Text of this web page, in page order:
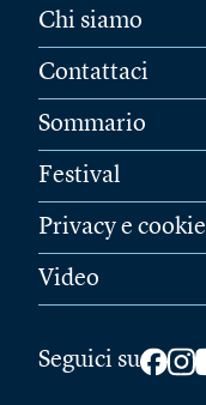
Chi siamo
Contattaci
Sommario
Festival
Privacy e cookie
Video
Seguici su